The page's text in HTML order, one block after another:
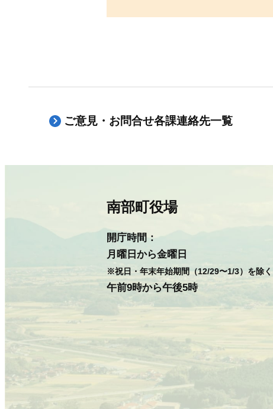
ご意見・お問合せ各課連絡先一覧
南部町役場
開庁時間：
月曜日から金曜日
※祝日・年末年始期間（12/29〜1/3）を除く
午前9時から午後5時